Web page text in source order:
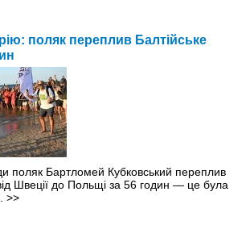
поляк переплив Балтійське
поляк Бартломей Кубковський переплив
Швеції до Польщі за 56 годин — це була
>>